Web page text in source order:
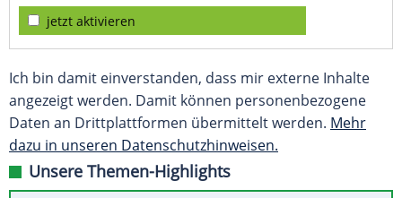
jetzt aktivieren
Ich bin damit einverstanden, dass mir externe Inhalte
angezeigt werden. Damit können personenbezogene
Daten an Drittplattformen übermittelt werden. Mehr
dazu in unseren Datenschutzhinweisen.
Unsere Themen-Highlights